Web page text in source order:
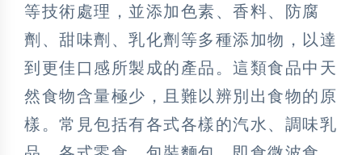
等技術處理，並添加色素、香料、防腐
劑、甜味劑、乳化劑等多種添加物，以達
到更佳口感所製成的產品。這類食品中天
然食物含量極少，且難以辨別出食物的原
樣。常見包括有各式各樣的汽水、調味乳